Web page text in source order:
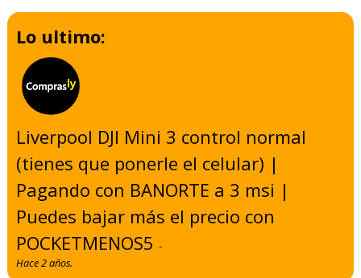
Lo ultimo:
Liverpool DJI Mini 3 control normal
(tienes que ponerle el celular) |
Pagando con BANORTE a 3 msi |
Puedes bajar más el precio con
POCKETMENOS5-
Hace 2 años.